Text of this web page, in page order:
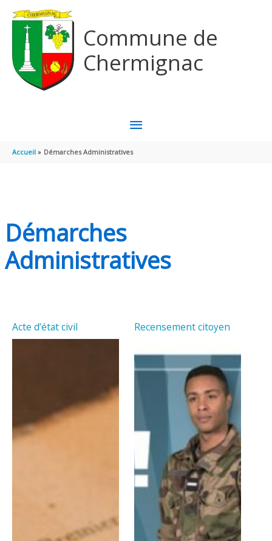
Commune de
Chermignac
MENU
PRINCIPAL
Accueil Démarches Administratives
Démarches
Administratives
Acte d’état civil Recensement citoyen